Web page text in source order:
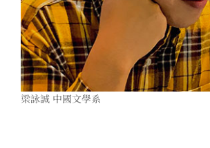
梁詠誠 中國文學系